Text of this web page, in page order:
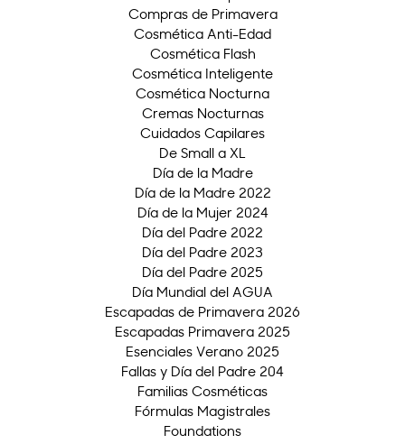
Compras de Primavera
Cosmética Anti-Edad
Cosmética Flash
Cosmética Inteligente
Cosmética Nocturna
Cremas Nocturnas
Cuidados Capilares
De Small a XL
Día de la Madre
Día de la Madre 2022
Día de la Mujer 2024
Día del Padre 2022
Día del Padre 2023
Día del Padre 2025
Día Mundial del AGUA
Escapadas de Primavera 2026
Escapadas Primavera 2025
Esenciales Verano 2025
Fallas y Día del Padre 204
Familias Cosméticas
Fórmulas Magistrales
Foundations